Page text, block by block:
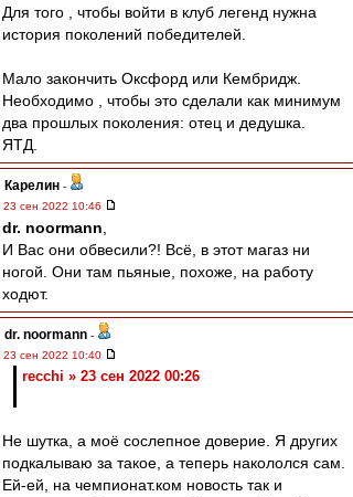
Для того , чтобы войти в клуб легенд нужна
история поколений победителей.
Мало закончить Оксфорд или Кембридж.
Необходимо , чтобы это сделали как минимум
два прошлых поколения: отец и дедушка.
ЯТД.
Карелин -
23 сен 2022 10:46
dr. noormann
И Вас они обвесили?! Всё, в этот магаз ни
ногой. Они там пьяные, похоже, на работу
ходют.
dr. noormann -
23 сен 2022 10:40
recchi » 23 сен 2022 00:26
Не шутка, а моё сослепное доверие. Я других
подкалываю за такое, а теперь накололся сам.
Ей-ей, на чемпионат.ком новость так и